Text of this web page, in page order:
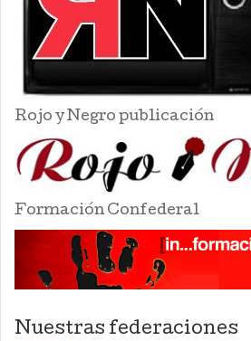
Rojo y Negro publicación
Formación Confederal
Nuestras federaciones